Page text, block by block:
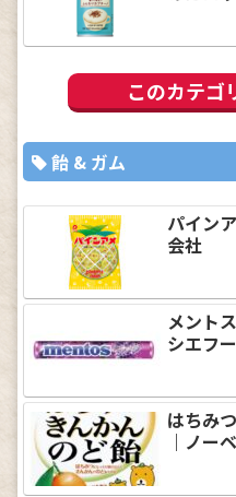
このカテゴ
飴 & ガム
パイン
会社
メント
シエフ
はちみ
｜ノー